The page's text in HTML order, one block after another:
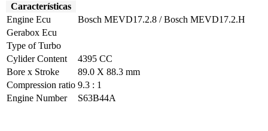
Características
Engine Ecu
Bosch MEVD17.2.8 / Bosch MEVD17.2.H
Gerabox Ecu
Type of Turbo
Cylider Content
4395 CC
Bore x Stroke
89.0 X 88.3 mm
Compression ratio 9.3 : 1
Engine Number
S63B44A